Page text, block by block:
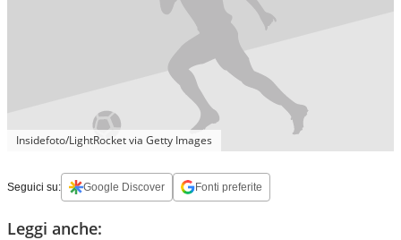
Insidefoto/LightRocket via Getty Images
Seguici su: Google Discover Fonti preferite
Leggi anche: